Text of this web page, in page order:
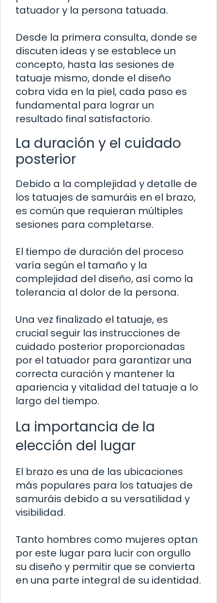
tatuador y la persona tatuada.
Desde la primera consulta, donde se
discuten ideas y se establece un
concepto, hasta las sesiones de
tatuaje mismo, donde el diseño
cobra vida en la piel, cada paso es
fundamental para lograr un
resultado final satisfactorio.
La duración y el cuidado
posterior
Debido a la complejidad y detalle de
los tatuajes de samuráis en el brazo,
es común que requieran múltiples
sesiones para completarse.
El tiempo de duración del proceso
varía según el tamaño y la
complejidad del diseño, así como la
tolerancia al dolor de la persona.
Una vez finalizado el tatuaje, es
crucial seguir las instrucciones de
cuidado posterior proporcionadas
por el tatuador para garantizar una
correcta curación y mantener la
apariencia y vitalidad del tatuaje a lo
largo del tiempo.
La importancia de la
elección del lugar
El brazo es una de las ubicaciones
más populares para los tatuajes de
samuráis debido a su versatilidad y
visibilidad.
Tanto hombres como mujeres optan
por este lugar para lucir con orgullo
su diseño y permitir que se convierta
en una parte integral de su identidad.